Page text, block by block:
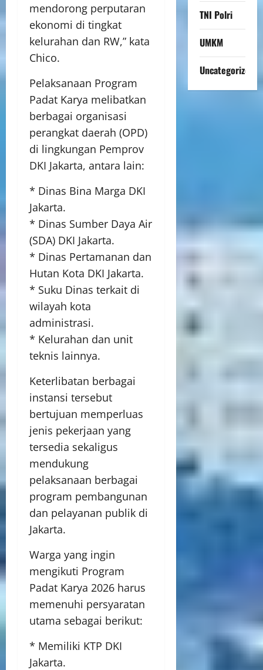
mendorong perputaran
ekonomi di tingkat
kelurahan dan RW,” kata
Chico.
Pelaksanaan Program
Padat Karya melibatkan
berbagai organisasi
perangkat daerah (OPD)
di lingkungan Pemprov
DKI Jakarta, antara lain:
* Dinas Bina Marga DKI
Jakarta.
* Dinas Sumber Daya Air
(SDA) DKI Jakarta.
* Dinas Pertamanan dan
Hutan Kota DKI Jakarta.
* Suku Dinas terkait di
wilayah kota
administrasi.
* Kelurahan dan unit
teknis lainnya.
Keterlibatan berbagai
instansi tersebut
bertujuan memperluas
jenis pekerjaan yang
tersedia sekaligus
mendukung
pelaksanaan berbagai
program pembangunan
dan pelayanan publik di
Jakarta.
Warga yang ingin
mengikuti Program
Padat Karya 2026 harus
memenuhi persyaratan
utama sebagai berikut:
* Memiliki KTP DKI
Jakarta.
TNI Polri
UMKM
Uncategorized